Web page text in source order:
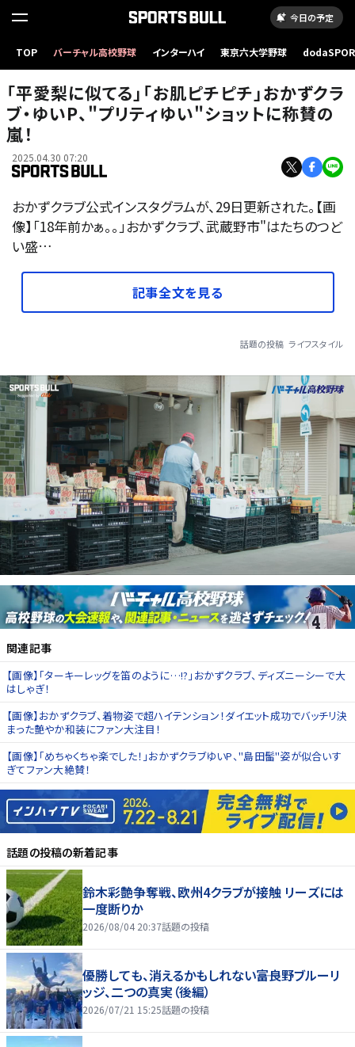
今日の予定
TOP バーチャル高校野球 インターハイ 東京六大学野球
「平愛梨に似てる」「お肌ピチピチ」おかずクラ
ブ・ゆいP、"プリティゆい"ショットに称賛の
嵐！
2025.04.30 07:20
おかずクラブ公式インスタグラムが、29日更新された。【画
像】「18年前かぁ。。」おかずクラブ、武蔵野市"はたちのつど
い盛…
記事全文を見る
話題の投稿 ライフスタイル
関連記事
【画像】「ターキーレッグを笛のように…!?」おかずクラブ、ディズニーシーで大
はしゃぎ！
【画像】おかずクラブ、着物姿で超ハイテンション！ダイエット成功でバッチリ決
まった艶やか和装にファン大注目！
【画像】「めちゃくちゃ楽でした！」おかずクラブゆいP、"島田髷"姿が似合いす
ぎてファン大絶賛！
話題の投稿の新着記事
鈴木彩艶争奪戦、欧州4クラブが接触 リーズには
一度断りか
2026/08/04 20:37話題の投稿
優勝しても、消えるかもしれない――富良野ブルーリ
ッジ、二つの真実（後編）
2026/07/21 15:25話題の投稿